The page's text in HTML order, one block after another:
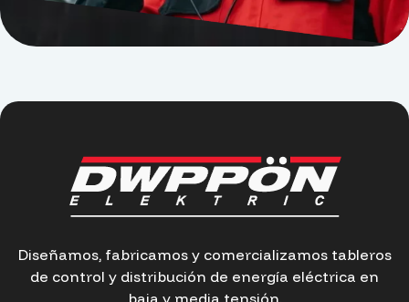
Diseñamos, fabricamos y comercializamos tableros
de control y distribución de energía eléctrica en